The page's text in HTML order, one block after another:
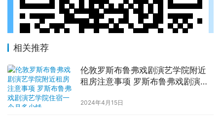
相关推荐
伦敦罗斯布鲁弗戏剧演艺学院附近
租房注意事项 罗斯布鲁弗戏剧演艺
2024年4月15日